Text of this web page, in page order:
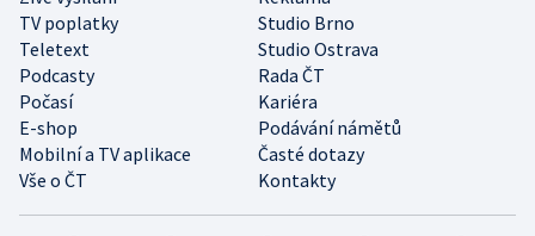
TV poplatky
Studio Brno
Teletext
Studio Ostrava
Podcasty
Rada ČT
Počasí
Kariéra
E-shop
Podávání námětů
Mobilní a TV aplikace
Časté dotazy
Vše o ČT
Kontakty